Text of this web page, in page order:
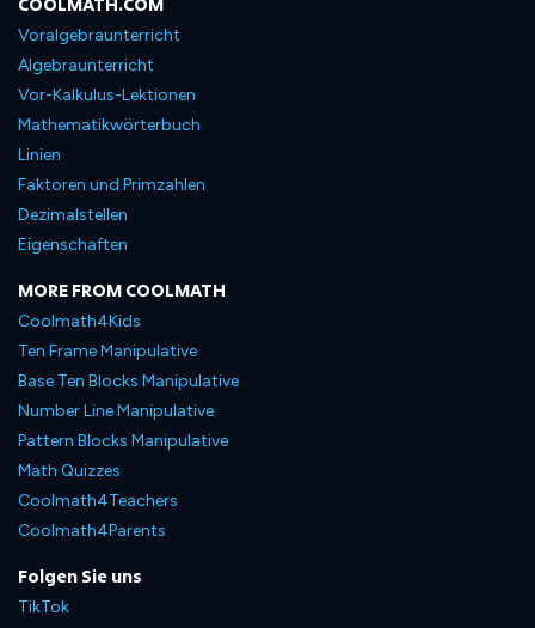
COOLMATH.COM
Voralgebraunterricht
Algebraunterricht
Vor-Kalkulus-Lektionen
Mathematikwörterbuch
Linien
Faktoren und Primzahlen
Dezimalstellen
Eigenschaften
MORE FROM COOLMATH
Coolmath4Kids
Ten Frame Manipulative
Base Ten Blocks Manipulative
Number Line Manipulative
Pattern Blocks Manipulative
Math Quizzes
Coolmath4Teachers
Coolmath4Parents
Folgen Sie uns
TikTok